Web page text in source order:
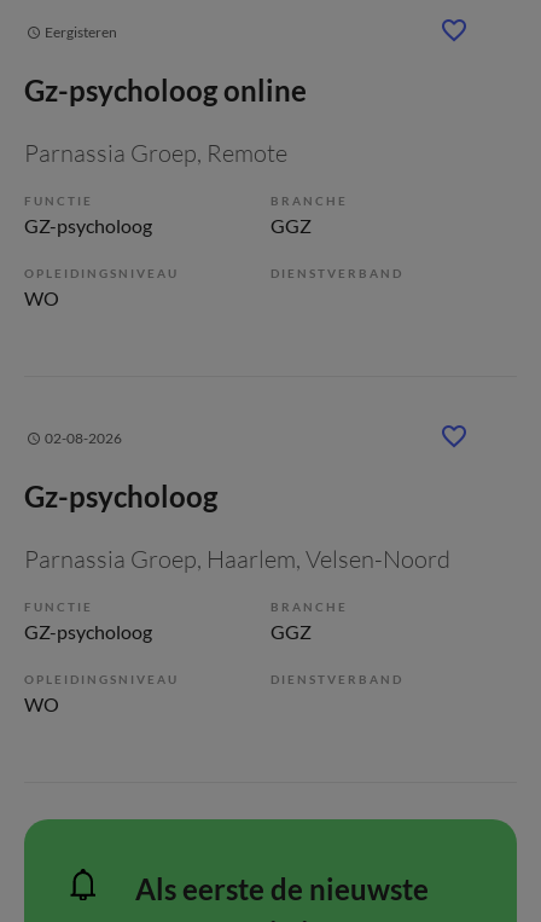
Eergisteren
Gz-psycholoog online
Parnassia Groep, Remote
FUNCTIE
GZ-psycholoog
BRANCHE
GGZ
OPLEIDINGSNIVEAU
WO
DIENSTVERBAND
02-08-2026
Gz-psycholoog
Parnassia Groep, Haarlem, Velsen-Noord
FUNCTIE
GZ-psycholoog
BRANCHE
GGZ
OPLEIDINGSNIVEAU
WO
DIENSTVERBAND
Als eerste de nieuwste